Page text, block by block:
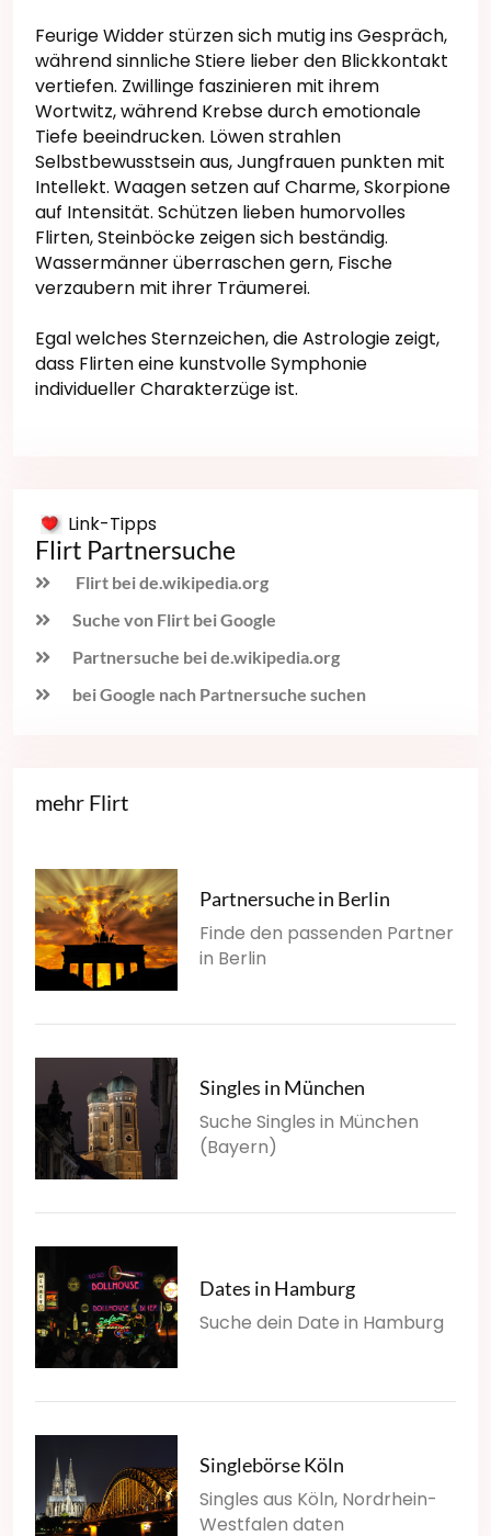
Feurige Widder stürzen sich mutig ins Gespräch,
während sinnliche Stiere lieber den Blickkontakt
vertiefen. Zwillinge faszinieren mit ihrem
Wortwitz, während Krebse durch emotionale
Tiefe beeindrucken. Löwen strahlen
Selbstbewusstsein aus, Jungfrauen punkten mit
Intellekt. Waagen setzen auf Charme, Skorpione
auf Intensität. Schützen lieben humorvolles
Flirten, Steinböcke zeigen sich beständig.
Wassermänner überraschen gern, Fische
verzaubern mit ihrer Träumerei.
Egal welches Sternzeichen, die Astrologie zeigt,
dass Flirten eine kunstvolle Symphonie
individueller Charakterzüge ist.
Link-Tipps
Flirt Partnersuche
Flirt bei de.wikipedia.org
Suche von Flirt bei Google
Partnersuche bei de.wikipedia.org
bei Google nach Partnersuche suchen
mehr Flirt
Partnersuche in Berlin
Finde den passenden Partner
in Berlin
Singles in München
Suche Singles in München
(Bayern)
Dates in Hamburg
Suche dein Date in Hamburg
Singlebörse Köln
Singles aus Köln, Nordrhein-
Westfalen daten